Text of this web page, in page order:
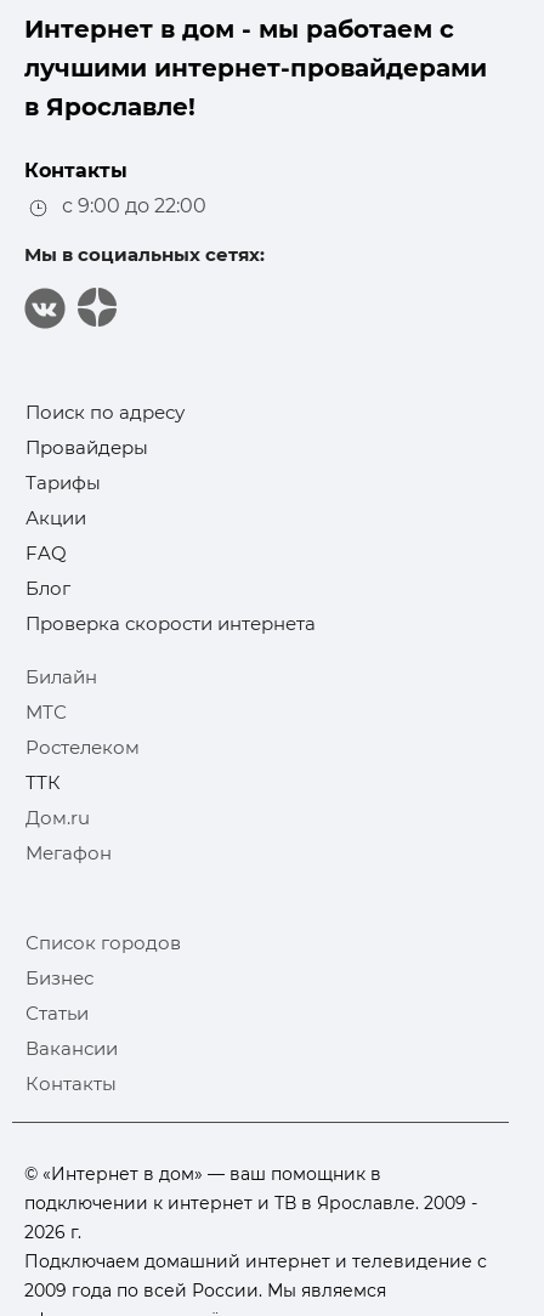
Интернет в дом - мы работаем с
лучшими интернет-провайдерами
в Ярославле!
Контакты
с 9:00 до 22:00
Мы в социальных сетях:
Поиск по адресу
Провайдеры
Тарифы
Акции
FAQ
Блог
Проверка скорости интернета
Билайн
МТС
Ростелеком
ТТК
Дом.ru
Мегафон
Список городов
Бизнес
Статьи
Вакансии
Контакты
© «Интернет в дом» — ваш помощник в
подключении к интернет и ТВ в Ярославле. 2009 -
2026 г.
Подключаем домашний интернет и телевидение с
2009 года по всей России. Мы являемся